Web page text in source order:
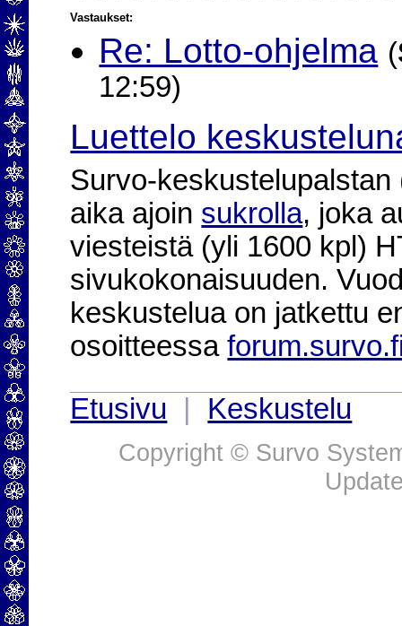
Vastaukset:
Re: Lotto-ohjelma (
12:59)
Luettelo
Survo-
aika ajoin sukrolla, joka
viesteistä (yli 1600 kpl)
sivukokonaisuuden.
keskustelua on jatkettu
osoitteessa
Etusivu
Keskustelu
Copyright © Survo